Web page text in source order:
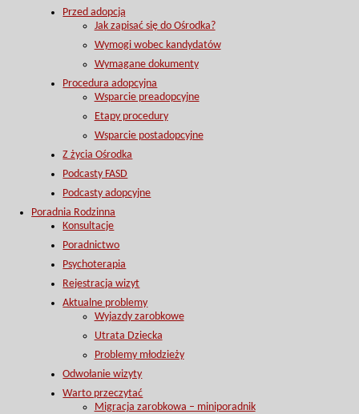
Przed adopcją
Jak zapisać się do Ośrodka?
Wymogi wobec kandydatów
Wymagane dokumenty
Procedura adopcyjna
Wsparcie preadopcyjne
Etapy procedury
Wsparcie postadopcyjne
Z życia Ośrodka
Podcasty FASD
Podcasty adopcyjne
Poradnia Rodzinna
Konsultacje
Poradnictwo
Psychoterapia
Rejestracja wizyt
Aktualne problemy
Wyjazdy zarobkowe
Utrata Dziecka
Problemy młodzieży
Odwołanie wizyty
Warto przeczytać
Migracja zarobkowa – miniporadnik